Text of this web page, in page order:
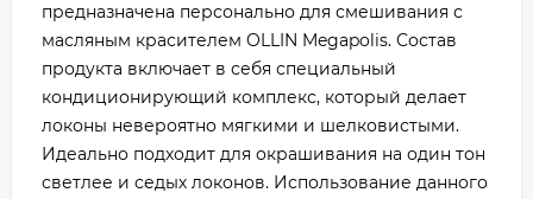
предназначена персонально для смешивания с
масляным красителем OLLIN Megapolis. Состав
продукта включает в себя специальный
кондиционирующий комплекс, который делает
локоны невероятно мягкими и шелковистыми.
Идеально подходит для окрашивания на один тон
светлее и седых локонов. Использование данного